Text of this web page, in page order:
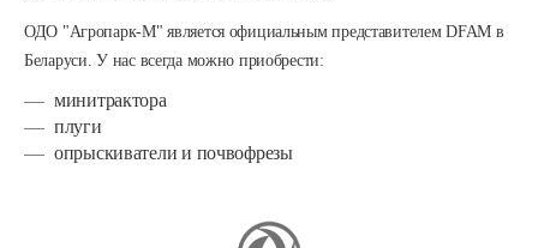
ОДО "Агропарк-М" является официальным представителем DFAM в
Беларуси. У нас всегда можно приобрести:
минитрактора
плуги
опрыскиватели и почвофрезы